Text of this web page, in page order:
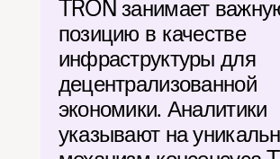
TRON занимает
позицию в качестве
инфраструктуры для
децентрализованной
экономики. Аналитики
указывают на